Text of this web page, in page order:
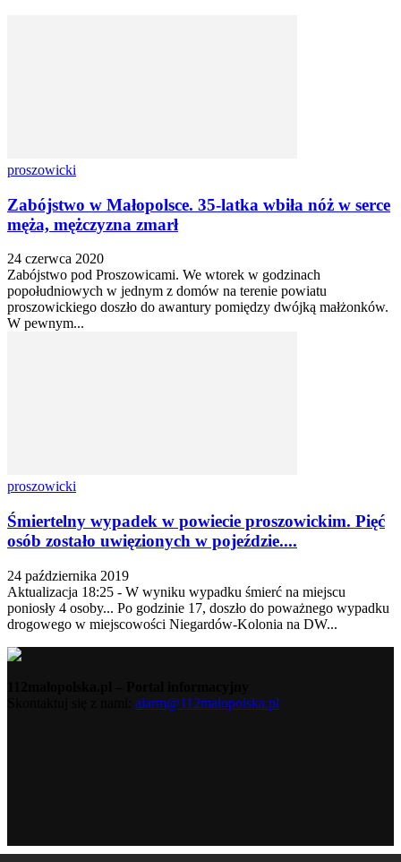
proszowicki
Zabójstwo w Małopolsce. 35-latka wbiła nóż w serce
męża, mężczyzna zmarł
24 czerwca 2020
Zabójstwo pod Proszowicami. We wtorek w godzinach
popołudniowych w jednym z domów na terenie powiatu
proszowickiego doszło do awantury pomiędzy dwójką małżonków.
W pewnym...
proszowicki
Śmiertelny wypadek w powiecie proszowickim. Pięć
osób zostało uwięzionych w pojeździe....
24 października 2019
Aktualizacja 18:25 - W wyniku wypadku śmierć na miejscu
poniosły 4 osoby... Po godzinie 17, doszło do poważnego wypadku
drogowego w miejscowości Niegardów-Kolonia na DW...
alarm@112malopolska.pl